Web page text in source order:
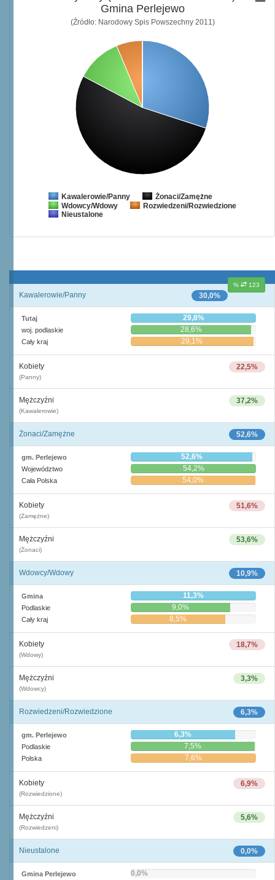
Gmina Perlejewo
(Źródło: Narodowy Spis Powszechny 2011)
Kawalerowie/Panny Żonaci/Zamężne
Wdowcy/Wdowy
Rozwiedzeni/Rozwiedzione
Nieustalone
% 123
30,0%
Kawalerowie/Panny
Tutaj 29,8%
woj. podlaskie 28,6%
Cały kraj 29,1%
22,5%
Kobiety
(Panny)
37,2%
Mężczyźni
(Kawalerowie)
52,6%
Żonaci/Zamężne
gm. Perlejewo 52,6%
Województwo 54,2%
Cała Polska 54,0%
51,6%
Kobiety
(Zamężne)
53,6%
Mężczyźni
(Żonaci)
10,9%
Wdowcy/Wdowy
Gmina 11,3%
Podlaskie 9,0%
Cały kraj 8,5%
18,7%
Kobiety
(Wdowy)
3,3%
Mężczyźni
(Wdowcy)
6,3%
Rozwiedzeni/Rozwiedzione
gm. Perlejewo 6,3%
Podlaskie 7,5%
Polska 7,6%
6,9%
Kobiety
(Rozwiedzione)
5,6%
Mężczyźni
(Rozwiedzeni)
0,0%
Nieustalone
Gmina Perlejewo 0,0%